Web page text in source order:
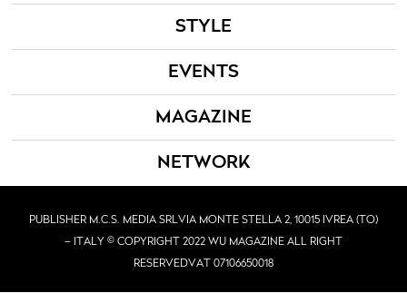
STYLE
EVENTS
MAGAZINE
NETWORK
PUBLISHER M.C.S. MEDIA SRL VIA MONTE STELLA 2, 10015 IVREA (TO)
– ITALY © COPYRIGHT 2022 WU MAGAZINE ALL RIGHT
RESERVEDVAT 07106650018